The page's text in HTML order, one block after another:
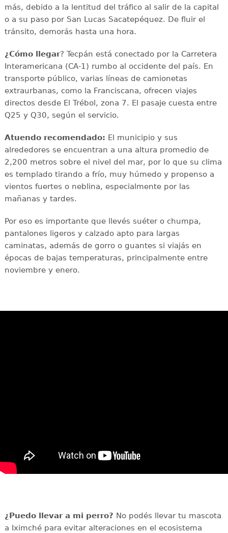
más, debido a la lentitud del tráfico al salir de la capital
o a su paso por San Lucas Sacatepéquez. De fluir el
tránsito, demorás hasta una hora.
¿Cómo llegar? Tecpán está conectado por la Carretera
Interamericana (CA-1) rumbo al occidente del país. En
transporte público, varias líneas de camionetas
extraurbanas, como la Franciscana, ofrecen viajes
directos desde El Trébol, zona 7. El pasaje cuesta entre
Q25 y Q30, según el servicio.
Atuendo recomendado: El municipio y sus
alrededores se encuentran a una altura promedio de
2,200 metros sobre el nivel del mar, por lo que su clima
es templado tirando a frío, muy húmedo y propenso a
vientos fuertes o neblina, especialmente por las
mañanas y tardes.
Por eso es importante que llevés suéter o chumpa,
pantalones ligeros y calzado apto para largas
caminatas, además de gorro o guantes si viajás en
épocas de bajas temperaturas, principalmente entre
noviembre y enero.
¿Puedo llevar a mi perro? No podés llevar tu mascota
a Iximché para evitar alteraciones en el ecosistema